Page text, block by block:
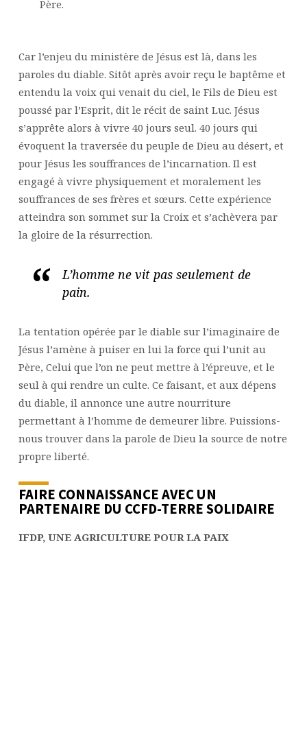
Père.
Car l’enjeu du ministère de Jésus est là, dans les
paroles du diable. Sitôt après avoir reçu le baptême et
entendu la voix qui venait du ciel, le Fils de Dieu est
poussé par l’Esprit, dit le récit de saint Luc. Jésus
s’apprête alors à vivre 40 jours seul. 40 jours qui
évoquent la traversée du peuple de Dieu au désert, et
pour Jésus les souffrances de l’incarnation. Il est
engagé à vivre physiquement et moralement les
souffrances de ses frères et sœurs. Cette expérience
atteindra son sommet sur la Croix et s’achèvera par
la gloire de la résurrection.
L’homme ne vit pas seulement de
pain.
La tentation opérée par le diable sur l’imaginaire de
Jésus l’amène à puiser en lui la force qui l’unit au
Père, Celui que l’on ne peut mettre à l’épreuve, et le
seul à qui rendre un culte. Ce faisant, et aux dépens
du diable, il annonce une autre nourriture
permettant à l’homme de demeurer libre. Puissions-
nous trouver dans la parole de Dieu la source de notre
propre liberté.
FAIRE CONNAISSANCE AVEC UN
PARTENAIRE DU CCFD-TERRE SOLIDAIRE
IFDP, UNE AGRICULTURE POUR LA PAIX